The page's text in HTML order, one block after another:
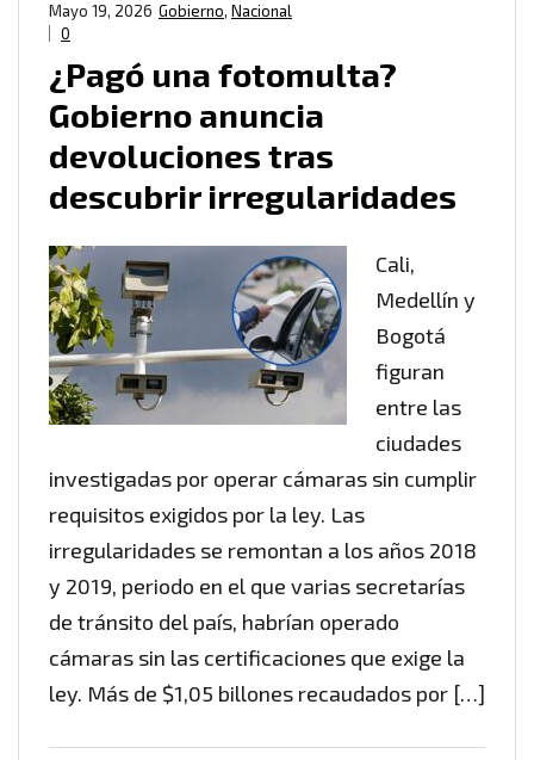
Gobierno, Nacional
Mayo 19, 2026
0
¿Pagó una fotomulta?
Gobierno anuncia
devoluciones tras
descubrir irregularidades
Cali,
Medellín y
Bogotá
figuran
entre las
ciudades
investigadas por operar cámaras sin cumplir
requisitos exigidos por la ley. Las
irregularidades se remontan a los años 2018
y 2019, periodo en el que varias secretarías
de tránsito del país, habrían operado
cámaras sin las certificaciones que exige la
ley. Más de $1,05 billones recaudados por […]